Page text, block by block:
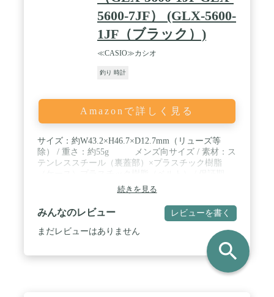
5600-7JF） (GLX-5600-
1JF（ブラック）)
≪CASIO≫カシオ
釣り 時計
Amazonで詳しく見る
サイズ：約W43.2×H46.7×D12.7mm（リューズ等
除） / 重さ：約55g メンズ向サイズ / 素材：ス
テンレススチール（裏蓋部）×プラスチック樹脂
間：メーカー保証1年間※ムーヴメントのみ（モニ
ター電池・使用中の外装劣化,水入り,落下破損等々
は対象外） / 付属品：専用BOX、保証書兼取扱説明
書
続きを見る
みんなのレビュー レビューを書く
まだレビューはありません
search